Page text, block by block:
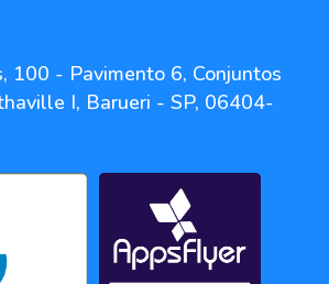
100 - Pavimento 6, Conjuntos
I, Barueri - SP, 06404-